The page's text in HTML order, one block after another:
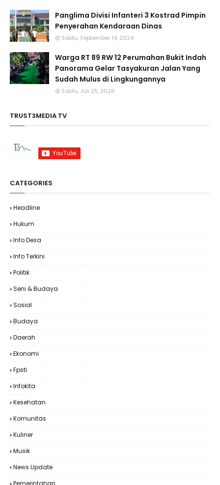
Panglima Divisi Infanteri 3 Kostrad Pimpin
Penyerahan Kendaraan Dinas
Sabtu, September 14, 2024
Warga RT 89 RW 12 Perumahan Bukit Indah
Panorama Gelar Tasyakuran Jalan Yang
Sudah Mulus di Lingkungannya
Sabtu, Juli 25, 2026
TRUST3MEDIA TV
CATEGORIES
Headline
Hukum
Info Desa
Info Terkini
Politik
Seni & Budaya
Sosial
Budaya
Daerah
Ekonomi
Fpsti
Infokita
Kesehatan
Komunitas
Kuliner
Musik
News Update
Pemerintahan